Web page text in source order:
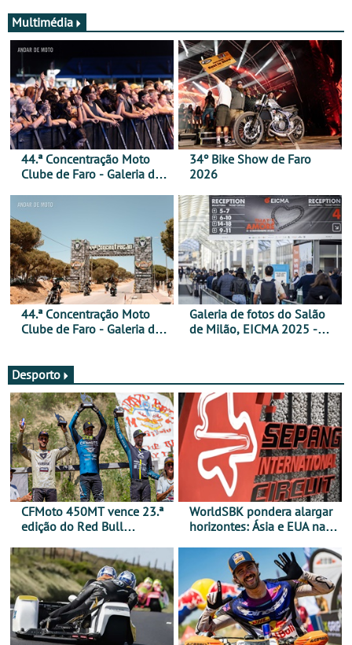
Multimédia
44.ª Concentração Moto
Clube de Faro - Galeria de
34º Bike Show de Faro
2026
44.ª Concentração Moto
Clube de Faro - Galeria de
Galeria de fotos do Salão
de Milão, EICMA 2025 -
Desporto
CFMoto 450MT vence 23.ª
edição do Red Bull
Categorias Adventure -
Vitória na Ultimate, Core e
Lite
WorldSBK pondera alargar
horizontes: Ásia e EUA na